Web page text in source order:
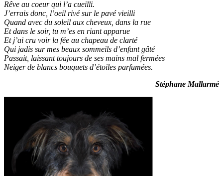
Rêve au coeur qui l’a cueilli.
J’errais donc, l’oeil rivé sur le pavé vieilli
Quand avec du soleil aux cheveux, dans la rue
Et dans le soir, tu m’es en riant apparue
Et j’ai cru voir la fée au chapeau de clarté
Qui jadis sur mes beaux sommeils d’enfant gâté
Passait, laissant toujours de ses mains mal fermées
Neiger de blancs bouquets d’étoiles parfumées.
Stéphane Mallarmé